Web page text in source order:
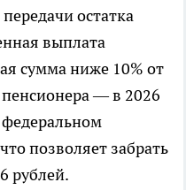
остатка
выплата
сумма ниже 10% от
— в 2026
федеральном
позволяет забрать
рублей.